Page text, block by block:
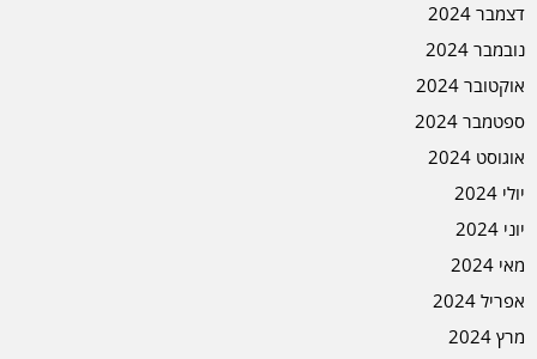
דצמבר 2024
נובמבר 2024
אוקטובר 2024
ספטמבר 2024
אוגוסט 2024
יולי 2024
יוני 2024
מאי 2024
אפריל 2024
מרץ 2024